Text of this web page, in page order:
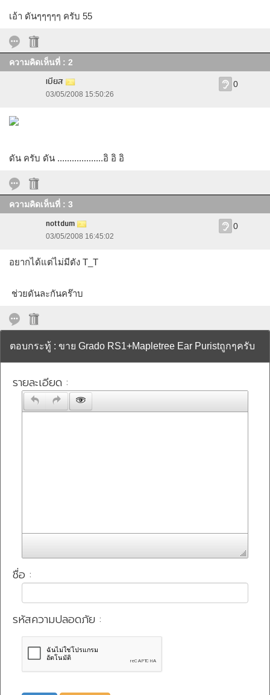
เอ้า ดันๆๆๆๆๆ ครับ 55
ความคิดเห็นที่ : 2
เบียส
03/05/2008 15:50:26
0
ดัน ครับ ดัน ...................อิ อิ อิ
ความคิดเห็นที่ : 3
nottdum
03/05/2008 16:45:02
0
อยากได้แต่ไม่มีตัง T_T
ช่วยดันละกันคร๊าบ
ตอบกระทู้ : ขาย Grado RS1+Mapletree Ear Puristถูกๆครับ
รายละเอียด :
ชื่อ :
รหัสความปลอดภัย :